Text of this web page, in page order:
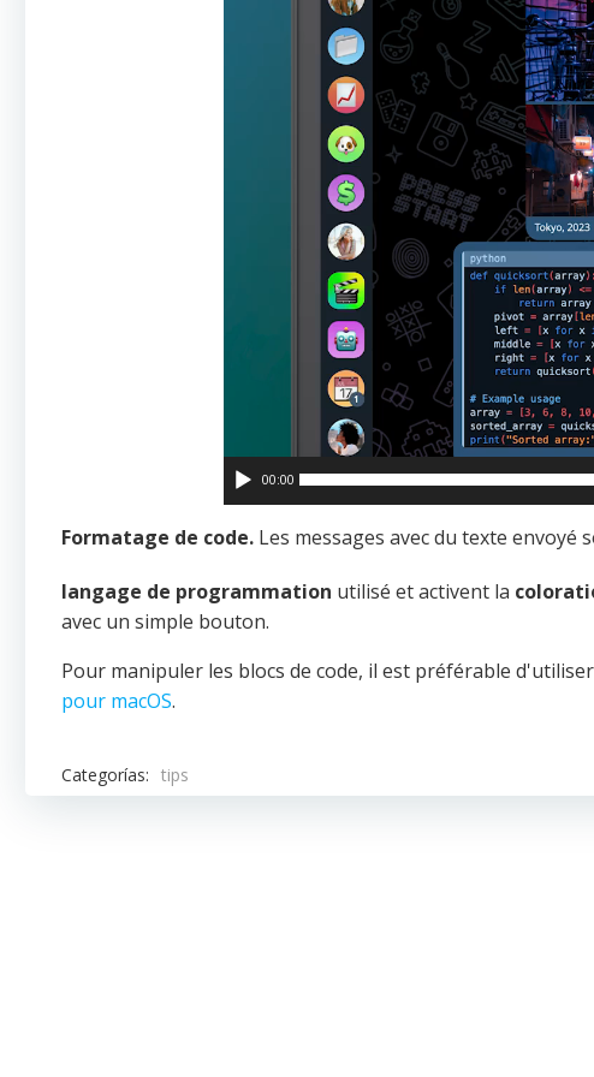
00:00
Formatage de code. Les messages avec du texte envoyé
langage de programmation utilisé et activent la
avec un simple bouton.
Pour manipuler les blocs de code, il est préférable
pour macOS.
Categorías: tips